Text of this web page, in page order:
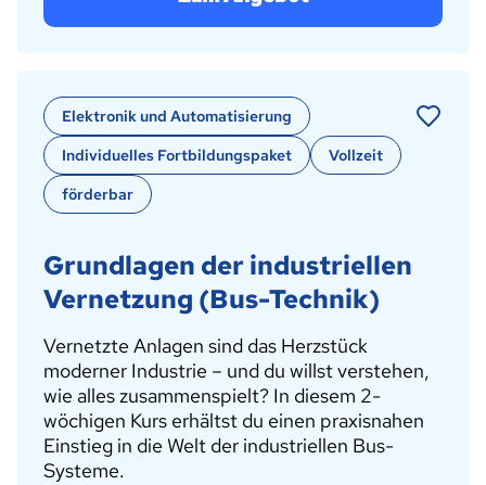
Elektronik und Automatisierung
Individuelles Fortbildungspaket
Vollzeit
förderbar
Grundlagen der industriellen
Vernetzung (Bus-Technik)
Vernetzte Anlagen sind das Herzstück
moderner Industrie – und du willst verstehen,
wie alles zusammenspielt? In diesem 2-
wöchigen Kurs erhältst du einen praxisnahen
Einstieg in die Welt der industriellen Bus-
Systeme.